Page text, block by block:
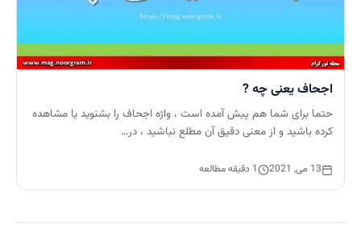
اجحاف یعنی چه ?
حتما برای شما هم پیش آمده است ، واژه اجحاف را بشنوید یا مشاهده
کرده باشید و از معنی دقیق آن مطلع نباشید ، در…
13 می, 2021 1 دقیقه مطالعه